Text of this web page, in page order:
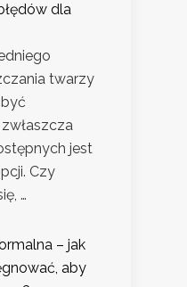
dla
twarzy
jest
Czy
…
– jak
aby